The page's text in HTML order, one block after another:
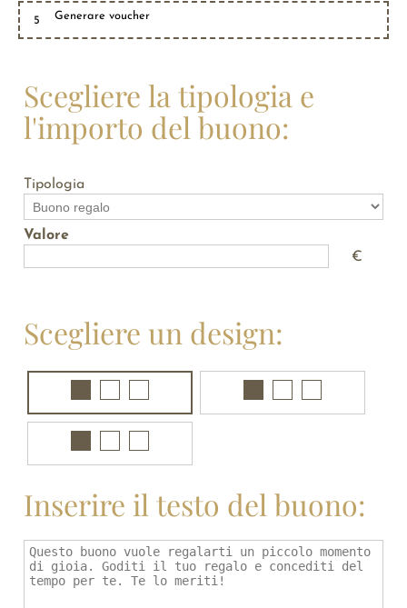
5 Generare voucher
Scegliere la tipologia e
l'importo del buono:
Tipologia
Valore
€
Scegliere un design:
Inserire il testo del buono: